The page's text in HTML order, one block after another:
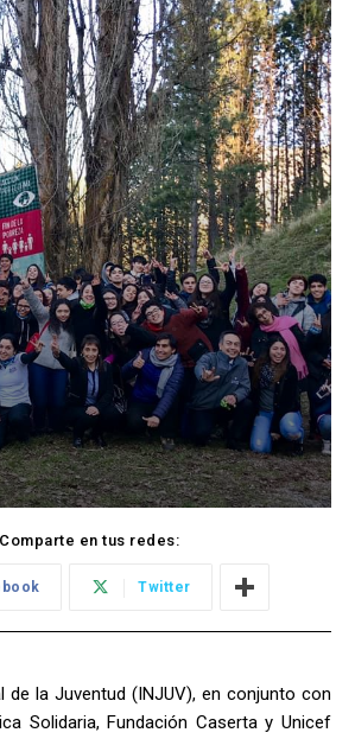
Comparte en tus redes:
Twitter
de la Juventud (INJUV), en conjunto con
Solidaria, Fundación Caserta y Unicef